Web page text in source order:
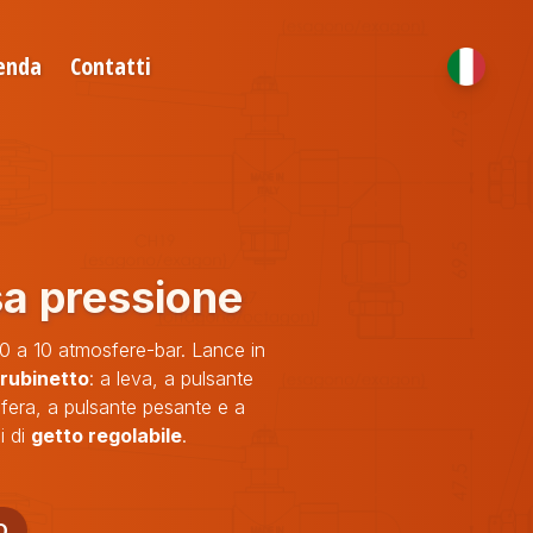
Contatti
pressione
a 10 atmosfere-bar. Lance in
: a leva, a pulsante
a pulsante pesante e a
di getto regolabile.